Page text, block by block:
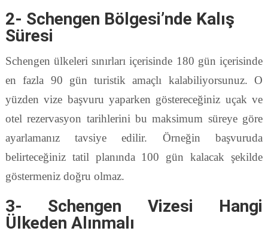
2- Schengen Bölgesi’nde Kalış
Süresi
Schengen ülkeleri sınırları içerisinde 180 gün içerisinde
en fazla 90 gün turistik amaçlı kalabiliyorsunuz. O
yüzden vize başvuru yaparken göstereceğiniz uçak ve
otel rezervasyon tarihlerini bu maksimum süreye göre
ayarlamanız tavsiye edilir. Örneğin başvuruda
belirteceğiniz tatil planında 100 gün kalacak şekilde
göstermeniz doğru olmaz.
3- Schengen Vizesi Hangi
Ülkeden Alınmalı